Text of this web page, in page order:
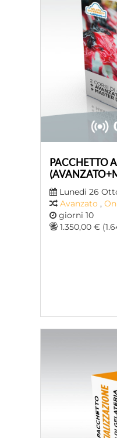
PACCHETTO
Lunedi 26
Avanzato ,
giorni 10
1.350,00 €